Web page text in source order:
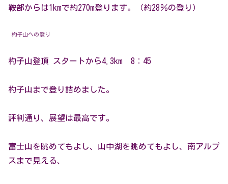
鞍部からは1kmで約270m登ります。（約28％の登り）
杓子山への登り
杓子山登頂 スタートから4.3km 8：45
杓子山まで登り詰めました。
評判通り、展望は最高です。
富士山を眺めてもよし、山中湖を眺めてもよし、南アルプ
スまで見える、